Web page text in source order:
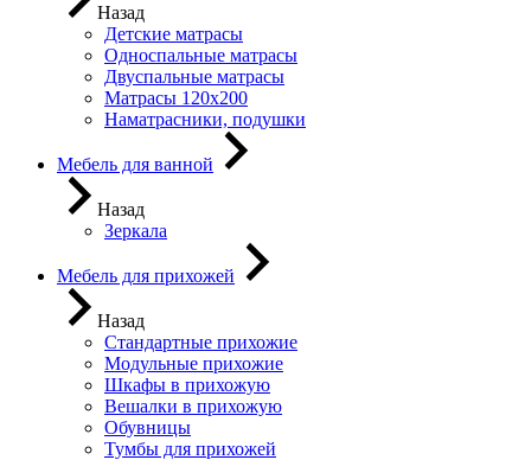
Назад
Детские матрасы
Односпальные матрасы
Двуспальные матрасы
Матрасы 120х200
Наматрасники, подушки
Мебель для ванной
Назад
Зеркала
Мебель для прихожей
Назад
Стандартные прихожие
Модульные прихожие
Шкафы в прихожую
Вешалки в прихожую
Обувницы
Тумбы для прихожей